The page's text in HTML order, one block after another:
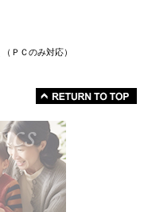
（ＰＣのみ対応）